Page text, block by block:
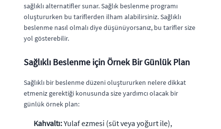
sağlıklı alternatifler sunar. Sağlık beslenme programı
oluştururken bu tariflerden ilham alabilirsiniz. Sağlıklı
beslenme nasıl olmalı diye düşünüyorsanız, bu tarifler size
yol gösterebilir.
Sağlıklı Beslenme için Örnek Bir Günlük Plan
Sağlıklı bir beslenme düzeni oluştururken nelere dikkat
etmeniz gerektiği konusunda size yardımcı olacak bir
günlük örnek plan:
Kahvaltı:Yulaf ezmesi (süt veya yoğurt ile),